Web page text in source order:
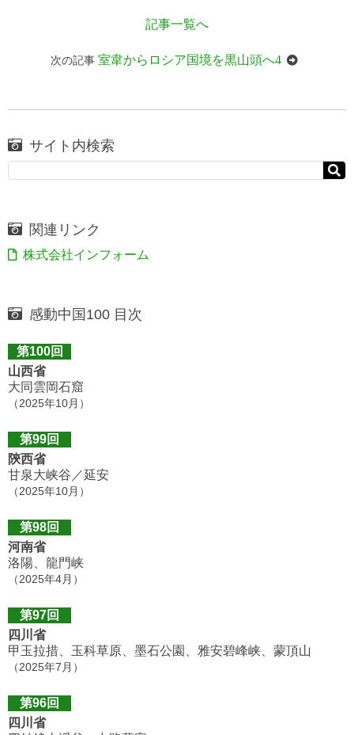
記事一覧へ
次の記事 室韋からロシア国境を黒山頭へ4
サイト内検索
関連リンク
株式会社インフォーム
感動中国100 目次
第100回
山西省
大同雲岡石窟
（2025年10月）
第99回
陝西省
甘泉大峡谷／延安
（2025年10月）
第98回
河南省
洛陽、龍門峡
（2025年4月）
第97回
四川省
甲玉拉措、玉科草原、墨石公園、雅安碧峰峡、蒙頂山
（2025年7月）
第96回
四川省